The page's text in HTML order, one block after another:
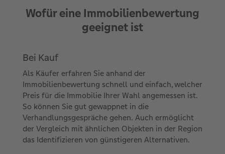
Wofür eine Immobilienbewertung
geeignet ist
Bei Kauf
Als Käufer erfahren Sie anhand der
Immobilienbewertung schnell und einfach, welcher
Preis für die Immobilie Ihrer Wahl angemessen ist.
So können Sie gut gewappnet in die
Verhandlungsgespräche gehen. Auch ermöglicht
der Vergleich mit ähnlichen Objekten in der Region
das Identifizieren von günstigeren Alternativen.